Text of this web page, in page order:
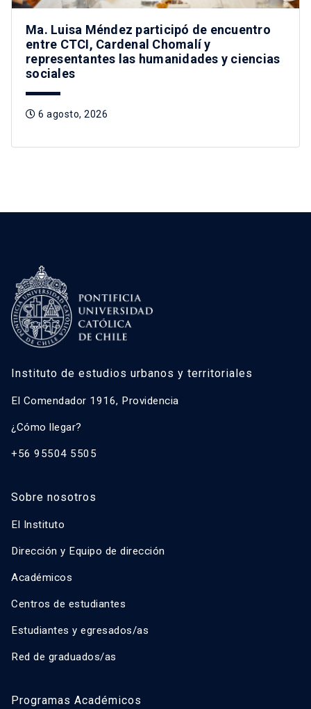
Ma. Luisa Méndez participó de encuentro
entre CTCI, Cardenal Chomalí y
representantes las humanidades y ciencias
sociales
6 agosto, 2026
Instituto de estudios urbanos y territoriales
El Comendador 1916, Providencia
¿Cómo llegar?
+56 95504 5505
Sobre nosotros
El Instituto
Dirección y Equipo de dirección
Académicos
Centros de estudiantes
Estudiantes y egresados/as
Red de graduados/as
Programas Académicos